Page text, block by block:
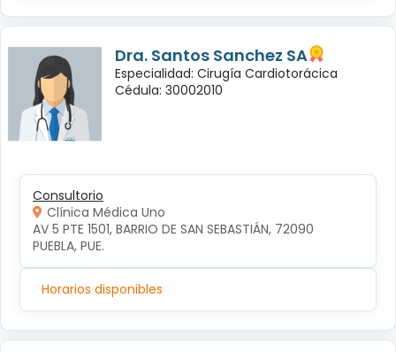
Dra. Santos Sanchez SA
Especialidad: Cirugía Cardiotorácica
Cédula: 30002010
Consultorio
Clínica Médica Uno
AV 5 PTE 1501, BARRIO DE SAN SEBASTIÁN, 72090
PUEBLA, PUE.
Horarios disponibles